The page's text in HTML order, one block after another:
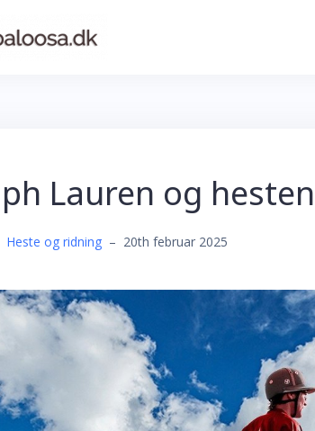
Lauren og hesten
Heste og ridning – 20th februar 2025